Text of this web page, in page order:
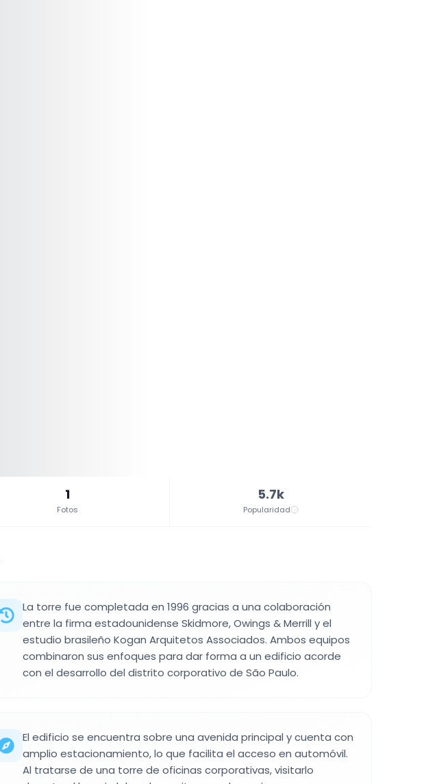
1
Fotos
5.7k
Popularidad
La torre fue completada en 1996 gracias a una colaboración
entre la firma estadounidense Skidmore, Owings & Merrill y el
estudio brasileño Kogan Arquitetos Associados. Ambos equipos
combinaron sus enfoques para dar forma a un edificio acorde
con el desarrollo del distrito corporativo de São Paulo.
El edificio se encuentra sobre una avenida principal y cuenta con
amplio estacionamiento, lo que facilita el acceso en automóvil.
Al tratarse de una torre de oficinas corporativas, visitarlo